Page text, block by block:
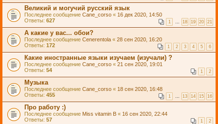
Великий и могучий русский язык
Последнее сообщение Cane_corso « 16 дек 2020, 14:50
Ответы: 627 1 … 18 19 20 21
А какие у вас... обои?
Последнее сообщение Cenerentola « 28 сен 2020, 16:20
Ответы: 172 1 2 3 4 5 6
Какие иностранные языки изучаем (изучали) ?
Последнее сообщение Cane_corso « 21 сен 2020, 19:01
Ответы: 54 1 2
Музыка
Последнее сообщение Cane_corso « 18 сен 2020, 16:48
Ответы: 455 1 … 13 14 15 16
Про работу :)
Последнее сообщение Miss vitamin B « 16 сен 2020, 22:44
Ответы: 57 1 2